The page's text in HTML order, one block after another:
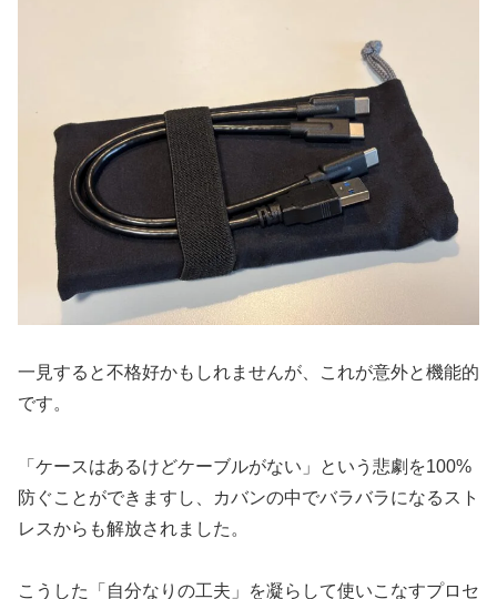
一見すると不格好かもしれませんが、これが意外と機能的
です。
「ケースはあるけどケーブルがない」という悲劇を100%
防ぐことができますし、カバンの中でバラバラになるスト
レスからも解放されました。
こうした「自分なりの工夫」を凝らして使いこなすプロセ